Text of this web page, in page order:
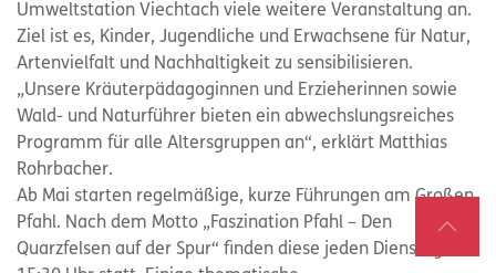
Umweltstation Viechtach viele weitere Veranstaltung an.
Ziel ist es, Kinder, Jugendliche und Erwachsene für Natur,
Artenvielfalt und Nachhaltigkeit zu sensibilisieren.
„Unsere Kräuterpädagoginnen und Erzieherinnen sowie
Wald- und Naturführer bieten ein abwechslungsreiches
Programm für alle Altersgruppen an“, erklärt Matthias
Rohrbacher.
Ab Mai starten regelmäßige, kurze Führungen am Großen
Pfahl. Nach dem Motto „Faszination Pfahl – Den
Quarzfelsen auf der Spur“ finden diese jeden Dienstag um